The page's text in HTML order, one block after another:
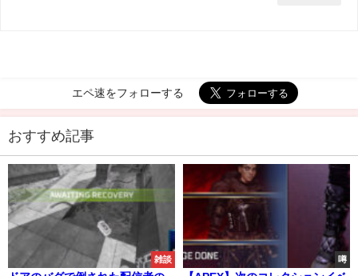
エペ速をフォローする
おすすめ記事
雑談 噂